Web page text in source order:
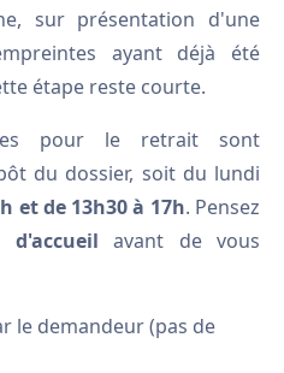
sur présentation d'une
ayant déjà été
étape reste courte.
pour le retrait sont
du dossier, soit du lundi
et de 13h30 à 17h. Pensez
d'accueil avant de vous
le demandeur (pas de